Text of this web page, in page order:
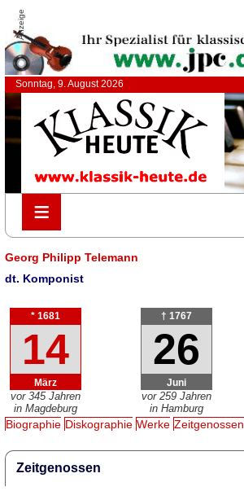
Anzeige
Sonntag, 9. August 2026
≡
≡
Georg Philipp Telemann
dt. Komponist
* 1681
14
März
vor 345 Jahren
in Magdeburg
† 1767
26
Juni
vor 259 Jahren
in Hamburg
Biographie Diskographie Werke Zeitgenossen
Zeitgenossen